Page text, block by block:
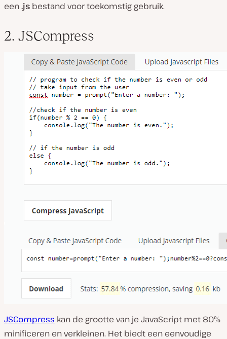
een.js bestand voor toekomstig gebruik.
2. JSCompress
JSCompress kan de grootte van je JavaScript met 80%
minificeren en verkleinen. Het biedt een eenvoudige